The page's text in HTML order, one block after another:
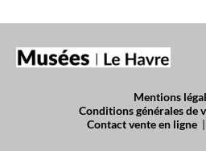
Mentions
Conditions générales de
Contact vente en ligne |